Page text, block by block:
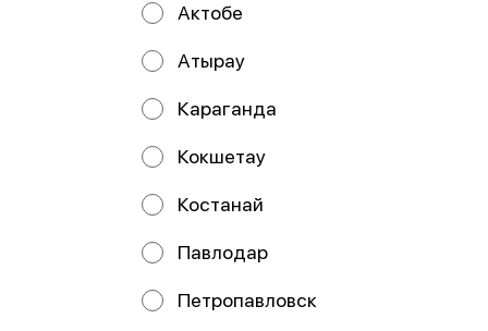
Сырные палочки 6
большой
Актобе
Атырау
Караганда
Кокшетау
Костанай
Павлодар
Петропавловск